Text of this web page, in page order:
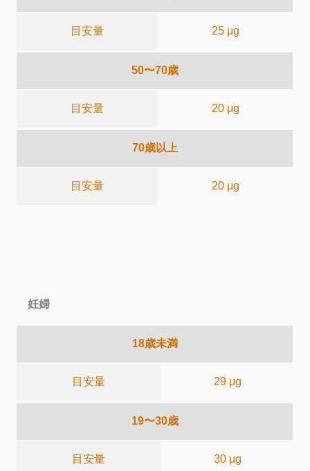
目安量 25 μg
50〜70歳
目安量 20 μg
70歳以上
目安量 20 μg
妊婦
18歳未満
目安量 29 μg
19〜30歳
目安量 30 μg